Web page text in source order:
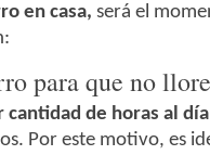
en casa, será el
para que no
cantidad de horas al
Por este motivo, es